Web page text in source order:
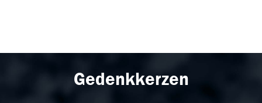
Gedenkkerzen